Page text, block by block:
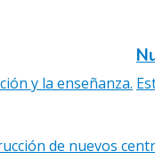
y la enseñanza.
de nuevos